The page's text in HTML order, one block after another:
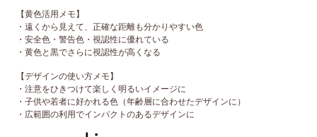
【黄色活用メモ】
・遠くから見えて、正確な距離も分かりやすい色
・安全色・警告色・視認性に優れている
・黄色と黒でさらに視認性が高くなる
【デザインの使い方メモ】
・注意をひきつけて楽しく明るいイメージに
・子供や若者に好かれる色（年齢層に合わせたデザインに）
・広範囲の利用でインパクトのあるデザインに